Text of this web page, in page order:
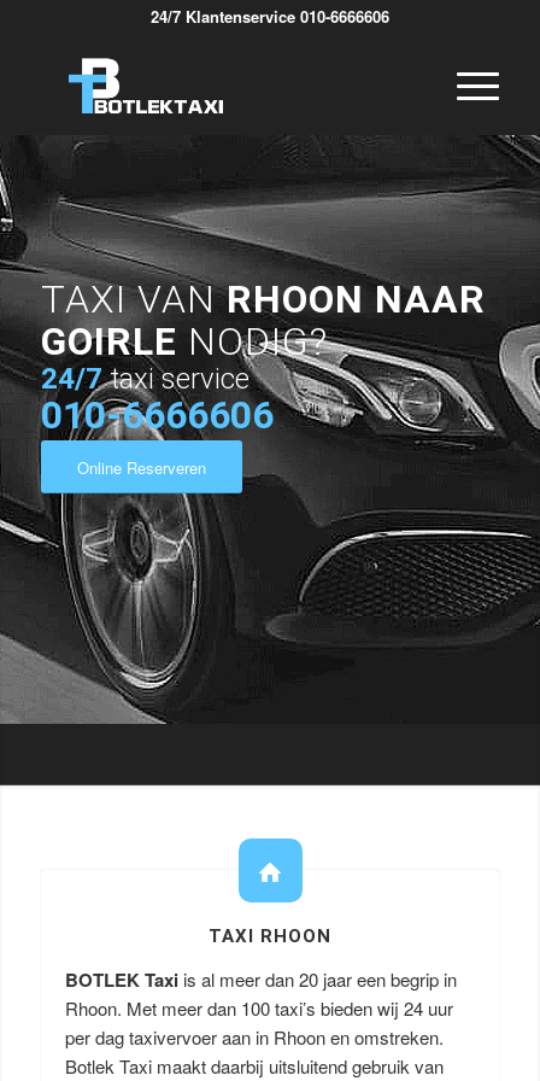
24/7 Klantenservice 010-6666606
TAXI VANRHOON NAAR
GOIRLE NODIG?
24/7 taxi service
010-6666606
Online Reserveren
TAXI RHOON
BOTLEK Taxi is al meer dan 20 jaar een begrip in
Rhoon. Met meer dan 100 taxi’s bieden wij 24 uur
per dag taxivervoer aan in Rhoon en omstreken.
Botlek Taxi maakt daarbij uitsluitend gebruik van